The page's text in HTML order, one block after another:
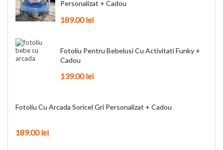
Personalizat + Cadou
189.00lei
Fotoliu Pentru Bebelusi Cu Activitati Funky +
Cadou
139.00lei
Fotoliu Cu Arcada Soricel Gri Personalizat + Cadou
189.00lei